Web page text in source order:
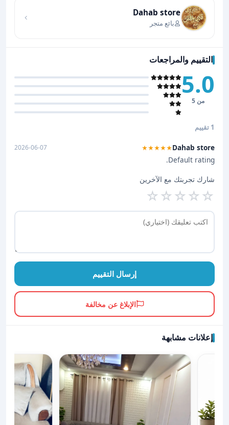
Dahab store
بائع متجر
التقييم والمراجعات
5.0
من 5
1 تقييم
Dahab store
★★★★★
2026-06-07
Default rating.
شارك تجربتك مع الآخرين
☆
☆
☆
☆
☆
إرسال التقييم
الإبلاغ عن مخالفة
إعلانات مشابهة